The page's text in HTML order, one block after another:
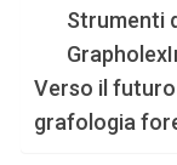
Strumenti
Verso il
grafologia